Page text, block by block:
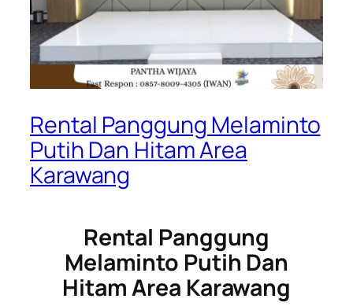
Rental Panggung Melaminto
Putih Dan Hitam Area
Karawang
Rental Panggung
Melaminto Putih Dan
Hitam Area Karawang